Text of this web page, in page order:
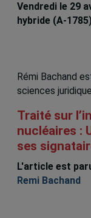
Vendredi le 29
hybride (A-
Rémi Bachand
sciences
Traité sur
nucléaires :
ses
L'article est
Remi Bachand